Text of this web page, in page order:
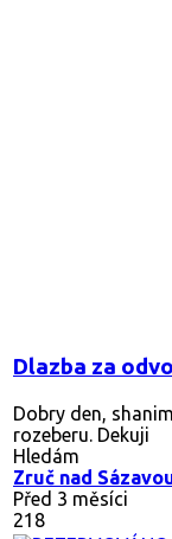
Dlazba za
Dobry den,
rozeberu. Dekuji
Hledám
Zruč nad
Před 3 měsíci
218